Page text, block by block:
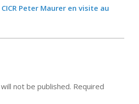
Peter Maurer en visite au
not be published. Required